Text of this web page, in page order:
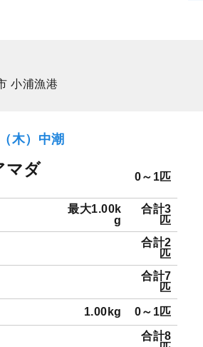
小浦漁港
木）中潮
マダ
0～1匹
最大1.00k
g
合計3
匹
合計2
匹
合計7
匹
1.00kg 0～1匹
合計8